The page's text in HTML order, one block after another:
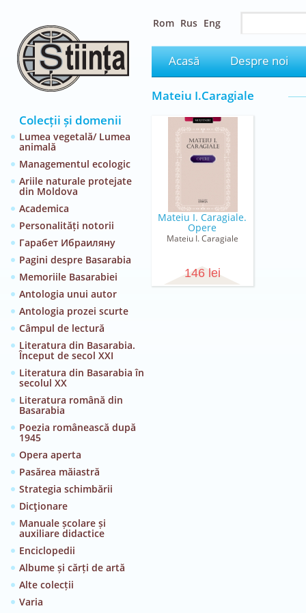
Colecții și domenii
Lumea vegetală/ Lumea
animală
Managementul ecologic
Ariile naturale protejate
din Moldova
Academica
Personalități notorii
Гарабет Ибраиляну
Pagini despre Basarabia
Memoriile Basarabiei
Antologia unui autor
Antologia prozei scurte
Câmpul de lectură
Literatura din Basarabia.
Început de secol XXI
Literatura din Basarabia în
secolul XX
Literatura română din
Basarabia
Poezia românească după
1945
Opera aperta
Pasărea măiastră
Strategia schimbării
Dicţionare
Manuale școlare și
auxiliare didactice
Enciclopedii
Albume și cărți de artă
Alte colecții
Varia
Rom Rus Eng
Acasă Despre noi
Mateiu I.Caragiale
Mateiu I. Caragiale.
Opere
Mateiu I. Caragiale
146 lei